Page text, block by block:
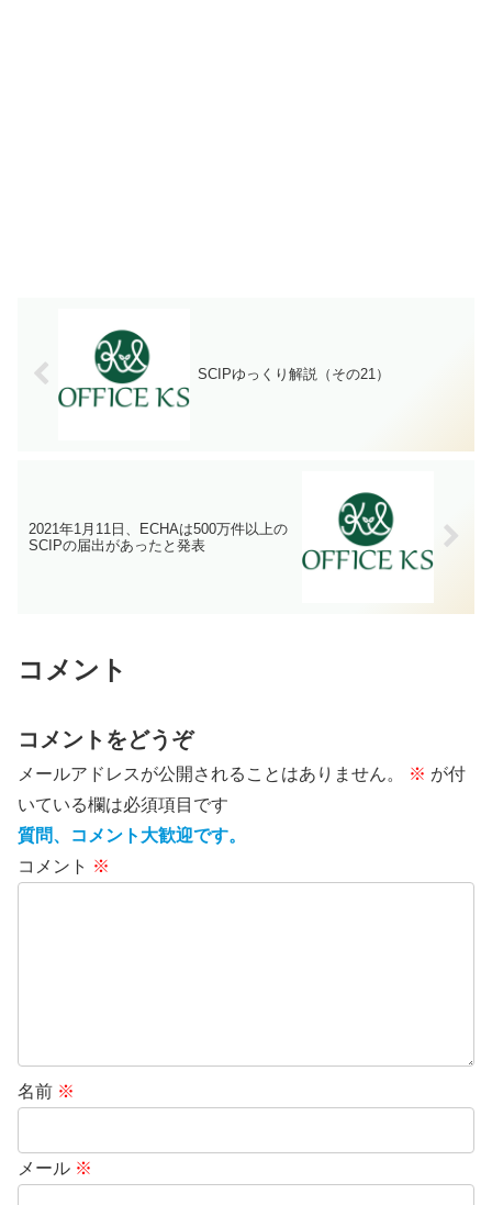
SCIPゆっくり解説（その21）
2021年1月11日、ECHAは500万件以上の
SCIPの届出があったと発表
コメント
コメントをどうぞ
メールアドレスが公開されることはありません。 ※ が付
いている欄は必須項目です
質問、コメント大歓迎です。
コメント ※
名前 ※
メール ※